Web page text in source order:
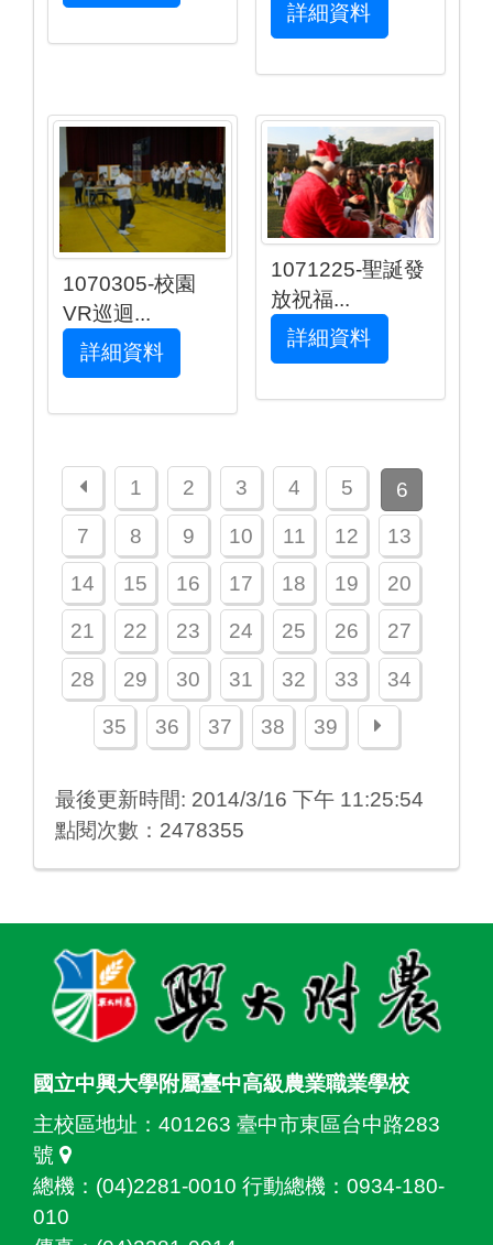
詳細資料
1070305-校園
VR巡迴...
詳細資料
1071225-聖誕發
放祝福...
詳細資料
上一頁
1 2 3 4 5
6
7
8 9 10 11 12 13
14 15 16 17 18 19 20
21 22 23 24 25 26 27
28 29 30 31 32 33 34
35 36 37 38 39 下一頁
最後更新時間: 2014/3/16 下午 11:25:54
點閱次數：2478355
國立中興大學附屬臺中高級農業職業學校
主校區地址： 401263 臺中市東區台中路283
號
總機：(04)2281-0010 行動總機：0934-180-
010